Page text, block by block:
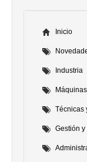
Inicio
Industria
Técnicas
Gestión